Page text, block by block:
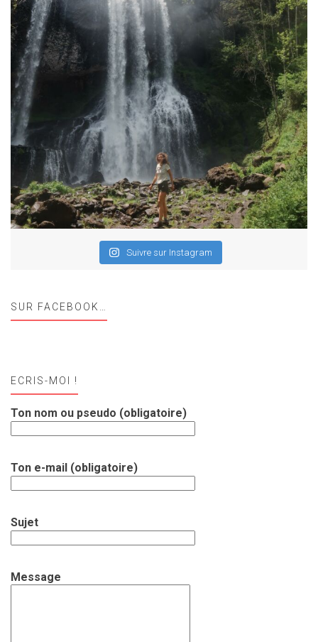
Suivre sur Instagram
SUR FACEBOOK…
ECRIS-MOI !
Ton nom ou pseudo (obligatoire)
Ton e-mail (obligatoire)
Sujet
Message